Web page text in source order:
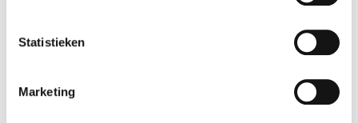
Statistieken
Marketing